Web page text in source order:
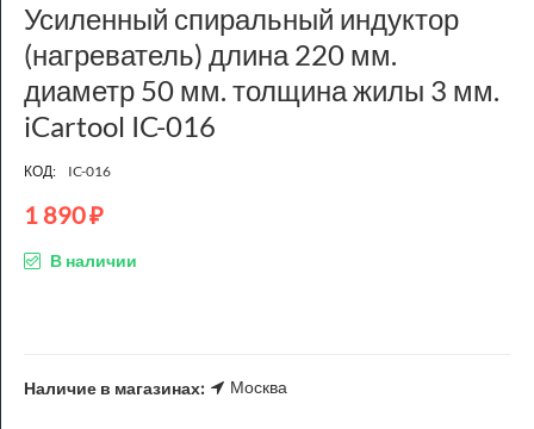
Усиленный спиральный индуктор
(нагреватель) длина 220 мм.
диаметр 50 мм. толщина жилы 3 мм.
iCartool IC-016
КОД: IC-016
1 890₽
В наличии
Наличие в магазинах: Москва